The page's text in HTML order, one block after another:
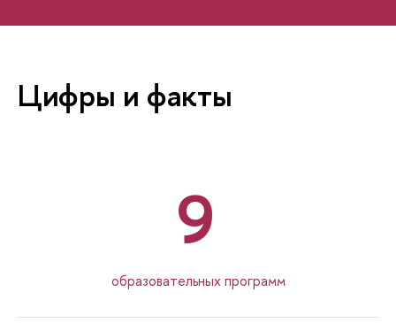
Цифры и факты
9
образовательных программ